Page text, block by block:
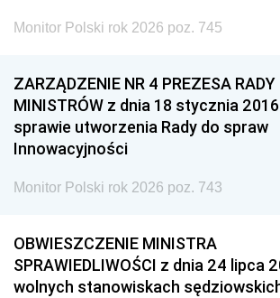
Monitor Polski rok 2026 poz. 745
ZARZĄDZENIE NR 4 PREZESA RADY
MINISTRÓW z dnia 18 stycznia
sprawie utworzenia Rady do spraw
Innowacyjności
Monitor Polski rok 2026 poz. 743
OBWIESZCZENIE MINISTRA
SPRAWIEDLIWOŚCI z dnia 24 lipca
wolnych stanowiskach